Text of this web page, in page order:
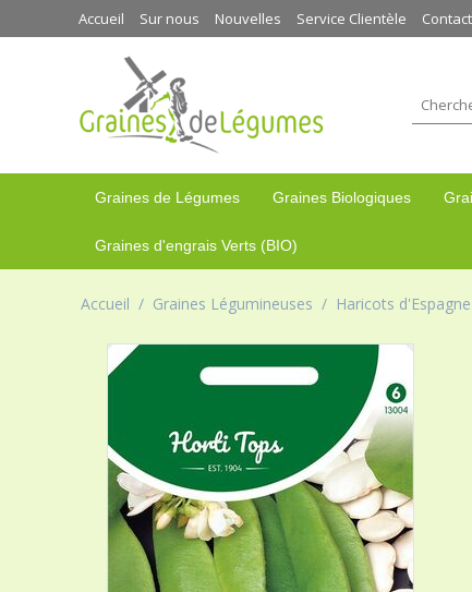
Accueil Sur nous Nouvelles Service Clientèle
Graines de Légumes Graines Biologiques
Graines d'engrais Verts (BIO)
Accueil / Graines Légumineuses / Haricots d'Espagne